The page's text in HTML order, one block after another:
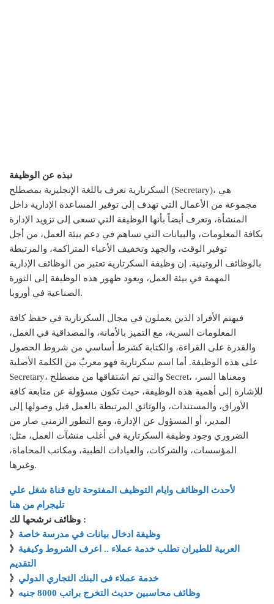
نبذه عن الوظيفة
السكرتارية تعرف باللغة الإنجليزية بمصطلح (Secretary)، هي
مجموعة من الأعمال التي تهدف إلى توفير المساعدة الإدارية داخل
المنشأة، وتعرف أيضاً بأنها الوظيفة التي تسعى إلى تزويد الإدارة
بكافة المعلومات، والبيانات التي تساهم في دعم بيئة العمل، من أجل
توفير الوقت، والجهد وتخفيف الأعباء المتراكمة، والمرتبطة
بالوظائف الروتينية. إن وظيفة السكرتارية تعتبر من الوظائف الإدارية
المهمة في بيئة العمل، ويعود ظهور هذه الوظيفة إلى الثورة
الصناعية في أوروبا.
فيهتم الأفراد الذين يعملون في مجال السكرتارية في حفظ كافة
المعلومات السرية، مع التميز بالأمانة، والمصداقية في العمل،
والقدرة على القراءة، والكتابة كشرط أساسي من شروط الحصول
على هذه الوظيفة. أما اسم سكرتارية فهو معربٌ من الكلمة الأصلية
Secretary، والتي تم اشتقاقها من مصطلح Secret، ومعناها السر،
للإشارة إلى أهمية هذه الوظيفة، حيث تكون مسؤولة عن متابعة كافة
الأوراق، والمستندات، والوثائق المرتبطة بالعمل قبل وصولها إلى
المدير، أو المسؤول عن الإدارة، ومع التطور الزمني صار من
الضروري وجود وظيفة السكرتارية في أغلب منشآت العمل، مثل:
المؤسسات، والشركات، والعيادات الطبية، ومكاتب المحاماة،
وغيرها.
لأحدث الوظائف وايام التوظيف المفتوحة تابع قناة شغل علي
تليجرام من هنا
وظائف نرشحها لك :
》 وظيفة ادخال بيانات في مدرسة خاصة
》 العربية للطيران تطلب خدمة عملاء .. اعرف الشروط وكيفية
التقديم
》 خدمة عملاء فى البنك التجاري الدولي
》
وظائف محاسبين حديث التخرج براتب 8000 جنيه